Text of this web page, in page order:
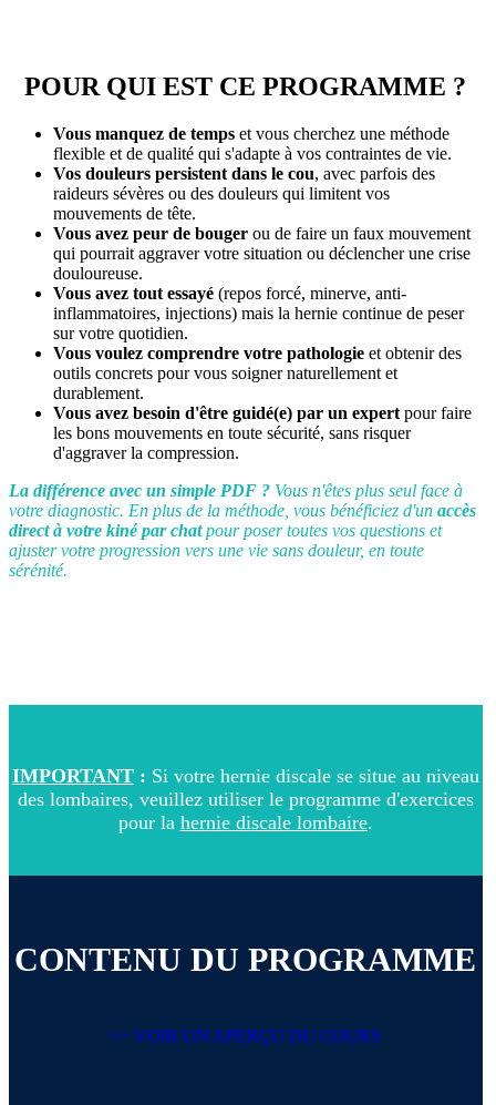
POUR QUI EST CE PROGRAMME ?
Vous manquez de temps et vous cherchez une méthode
flexible et de qualité qui s'adapte à vos contraintes de vie.
Vos douleurs persistent dans le cou, avec parfois des
raideurs sévères ou des douleurs qui limitent vos
mouvements de tête.
Vous avez peur de bouger ou de faire un faux mouvement
qui pourrait aggraver votre situation ou déclencher une crise
douloureuse.
Vous avez tout essayé (repos forcé, minerve, anti-
inflammatoires, injections) mais la hernie continue de peser
sur votre quotidien.
Vous voulez comprendre votre pathologie et obtenir des
outils concrets pour vous soigner naturellement et
durablement.
Vous avez besoin d'être guidé(e) par un expert pour faire
les bons mouvements en toute sécurité, sans risquer
d'aggraver la compression.
La différence avec un simple PDF ? Vous n'êtes plus seul face à
votre diagnostic. En plus de la méthode, vous bénéficiez d'un accès
direct à votre kiné par chatpour poser toutes vos questions et
ajuster votre progression vers une vie sans douleur, en toute
sérénité.
IMPORTANT: Si votre hernie discale se situe au niveau
des lombaires, veuillez utiliser le programme d'exercices
pour la hernie discale lombaire.
CONTENU DU PROGRAMME
>> VOIR UN APERÇU DU COURS